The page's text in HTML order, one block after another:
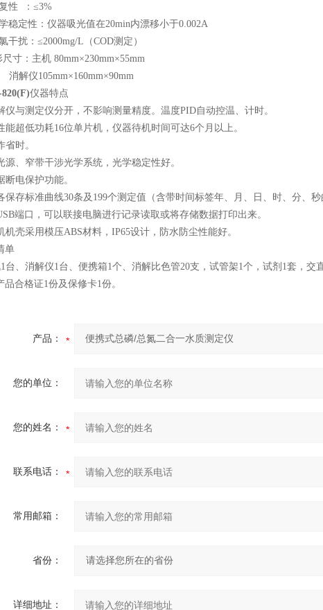
性 ：≤3%
稳定性：仪器吸光值在20min内漂移小于0.002A
干扰：≤2000mg/L（COD测定）
尺寸：主机 80mm×230mm×55mm
仪105mm×160mm×90mm
仪器特点
仪与测定仪分开，不影响测量精度。温度PID自动控温、计时。
能超低功耗16位单片机，仪器待机时间可达6个月以上。
省时。
源、窄带干涉光学系统，光学稳定性好。
断电保护功能。
保存标准曲线30条及199个测定值（含带时间标签年、月、日、时、分、秒
端口，可以联接电脑进行记录读取或将存储数据打印出来。
机壳采用模压ABS材料，IP65设计，防水防尘性能好。
单
台、消解仪1台、便携箱1个、消解比色管20支，试管架1个，试剂1套，
品合格证1份及保修卡1份。
产品：
您的单位：
您的姓名：
联系电话：
常用邮箱：
省份：
详细地址：